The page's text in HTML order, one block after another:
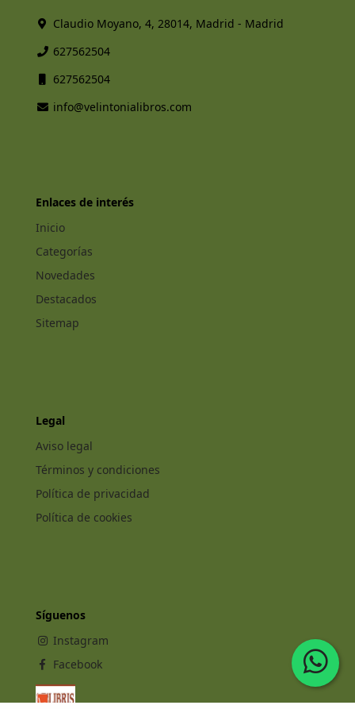
Claudio Moyano, 4, 28014, Madrid - Madrid
627562504
627562504
info@velintonialibros.com
Enlaces de interés
Inicio
Categorías
Novedades
Destacados
Sitemap
Legal
Aviso legal
Términos y condiciones
Política de privacidad
Política de cookies
Síguenos
Instagram
Facebook